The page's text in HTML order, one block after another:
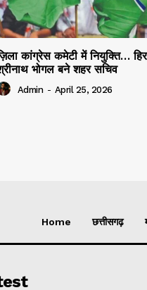
कांग्रेस कमेटी में नियुक्ति…
भोगल बने शहर सचिव
Admin - April 25, 2026
Home छत्तीसगढ़